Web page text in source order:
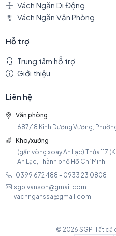
Vách Ngăn Di Động
Vách Ngăn Văn Phòng
Hỗ trợ
Trung tâm hỗ trợ
Giới thiệu
Liên hệ
Văn phòng
687/18 Kinh Dương Vương,
Kho/xưởng
(gần vòng xoay An Lạc) Thửa 117
An Lạc, Thành phố Hồ Chí Minh
0399 672 488 - 0933 23 0808
sgp.vanson@gmail.com
vachnganssa@gmail.com
© 2026 SGP. Tất cả